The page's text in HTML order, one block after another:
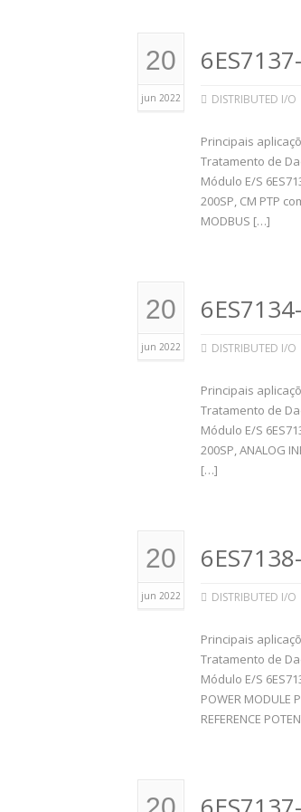
20
jun 2022 DISTRIBUTED I/O
Principais
Tratamento de
Módulo E/S
200SP, CM PTP
MODBUS […]
20
jun 2022 DISTRIBUTED I/O
Principais
Tratamento de
Módulo E/S
200SP, ANALOG
[…]
20
jun 2022 DISTRIBUTED I/O
Principais
Tratamento de
Módulo E/S
POWER MODULE
REFERENCE